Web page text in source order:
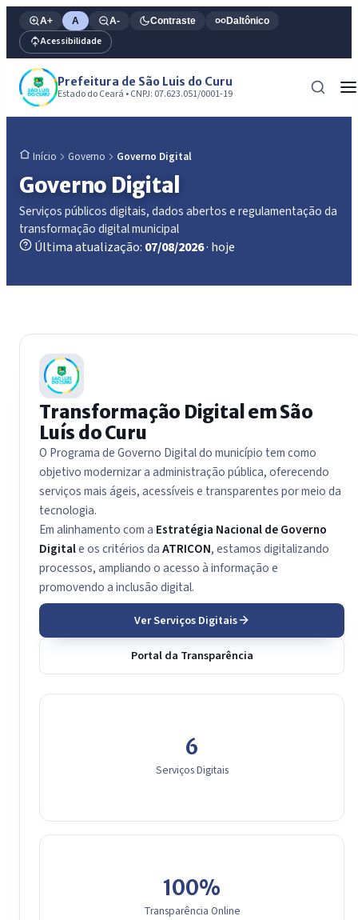
A+ A A- Contraste Daltônico
Acessibilidade
Prefeitura de São Luis do Curu
Estado do Ceará • CNPJ: 07.623.051/0001-19
Início Governo Governo Digital
Governo Digital
Serviços públicos digitais, dados abertos e regulamentação da
transformação digital municipal
Última atualização: 07/08/2026· hoje
Governo Digital
Transformação Digital em São
Luís do Curu
O Programa de Governo Digital do município tem como
objetivo modernizar a administração pública, oferecendo
serviços mais ágeis, acessíveis e transparentes por meio da
tecnologia.
Em alinhamento com a Estratégia Nacional de Governo
Digitale os critérios daATRICON, estamos digitalizando
processos, ampliando o acesso à informação e
promovendo a inclusão digital.
Ver Serviços Digitais
Portal da Transparência
6
Serviços Digitais
100%
Transparência Online